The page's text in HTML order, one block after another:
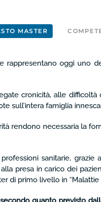
MASTER
rappresentano oggi uno
cronicità, alle
sull’intera famiglia
rendono necessaria la
sanitarie,
presa in carico dei
di primo livello in